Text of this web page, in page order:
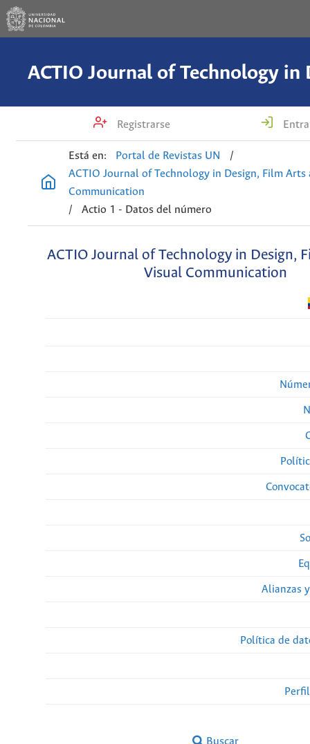
Registrarse
Está en: Portal de Revistas UN
/
ACTIO Journal of Technology in Design, Film Arts
Communication
/
Actio 1 - Datos del número
ACTIO Journal of Technology in Design,
Visual Communication
Alianzas
Política de
Buscar